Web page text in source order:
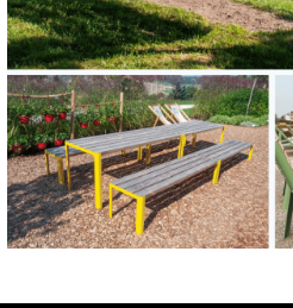
AJOUTER À MA LISTE